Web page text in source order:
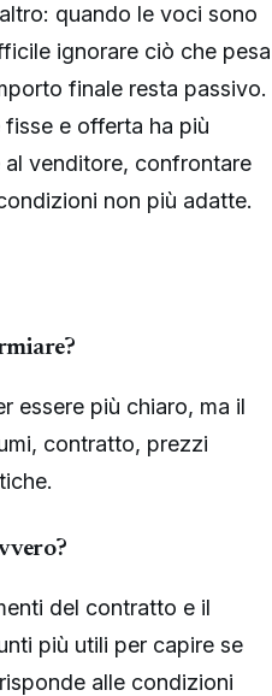
quando le voci sono
ignorare ciò che pesa
finale resta passivo.
e offerta ha più
venditore, confrontare
non più adatte.
essere più chiaro, ma il
contratto, prezzi
del contratto e il
più utili per capire se
alle condizioni